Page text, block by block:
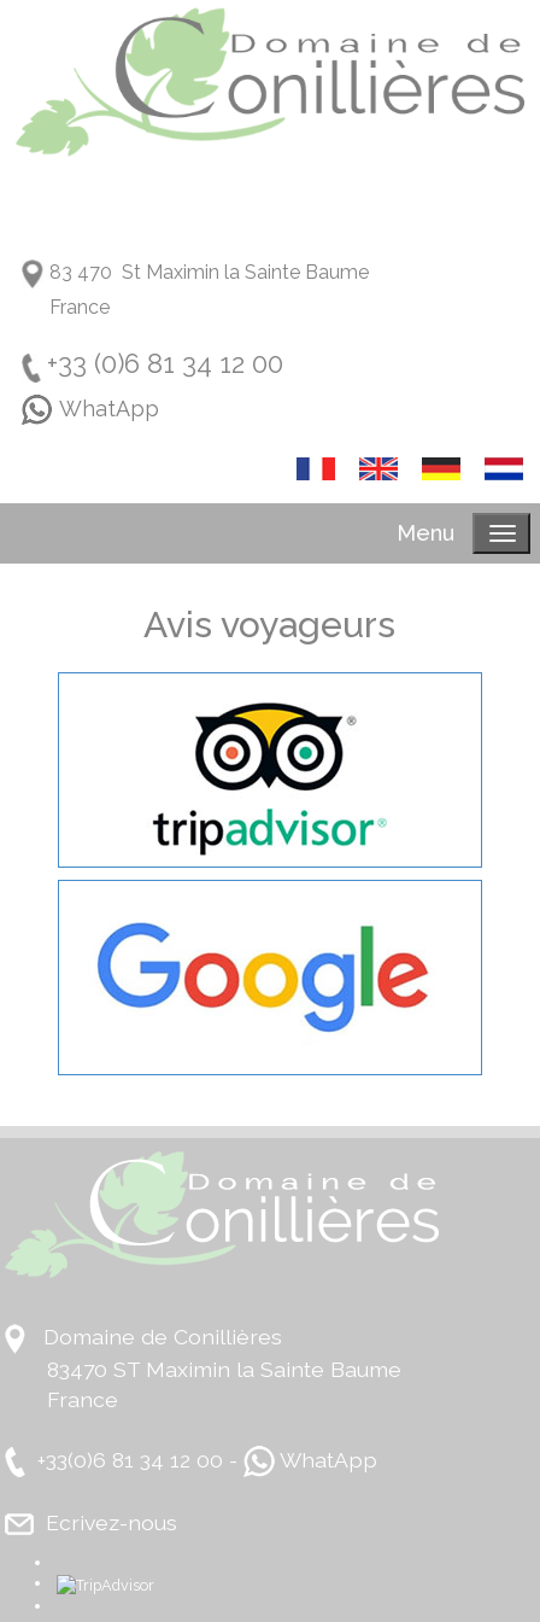
83 470 St Maximin la Sainte Baume
France
+33 (0)6 81 34 12 00
WhatApp
Menu
Avis voyageurs
Domaine de Conillières
83470 ST Maximin la Sainte Baume
France
+33(0)6 81 34 12 00 - WhatApp
Ecrivez-nous